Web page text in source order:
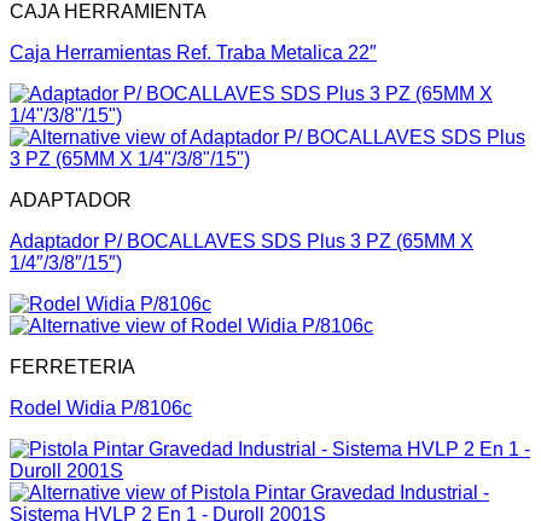
CAJA HERRAMIENTA
Caja Herramientas Ref. Traba Metalica 22″
ADAPTADOR
Adaptador P/ BOCALLAVES SDS Plus 3 PZ (65MM X
1/4″/3/8″/15″)
FERRETERIA
Rodel Widia P/8106c